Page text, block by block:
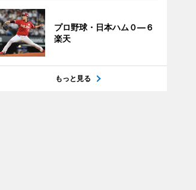
プロ野球・日本ハム０―６
楽天
もっと見る